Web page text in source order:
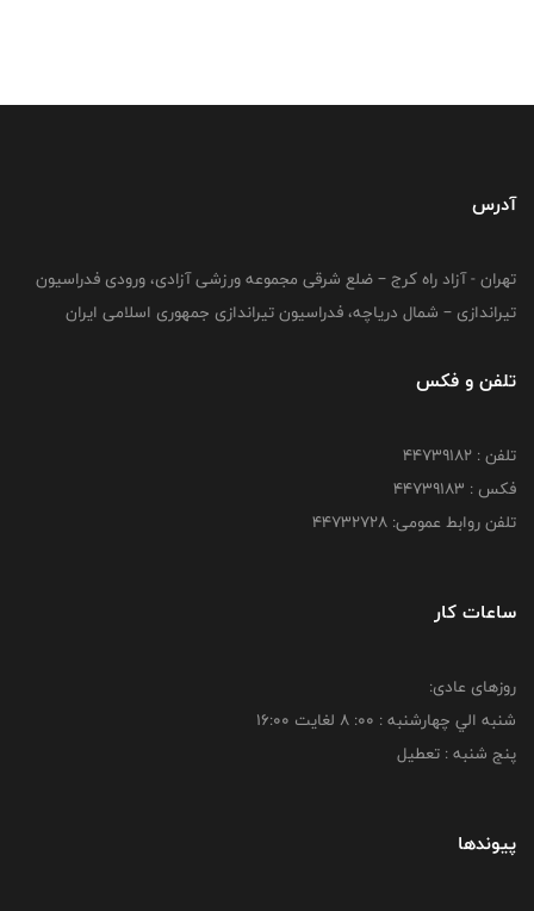
آدرس
تهران - آزاد راه کرج – ضلع شرقی مجموعه ورزشی آزادی، ورودی فدراسیون
تیراندازی – شمال دریاچه، فدراسیون تیراندازی جمهوری اسلامی ایران
تلفن و فکس
تلفن : ۴۴۷۳۹۱۸۲
فکس : ۴۴۷۳۹۱۸3
تلفن روابط عمومی: ۴۴۷۳۲۷۲۸
ساعات کار
روزهای عادی:
شنبه الي چهارشنبه : 00: 8 لغايت 16:00
پنج شنبه : تعطیل
پیوندها